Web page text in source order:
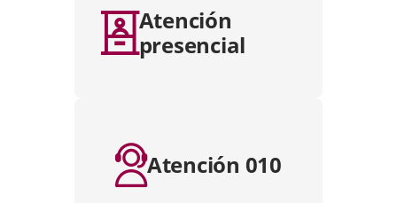
Atención
presencial
Atención 010